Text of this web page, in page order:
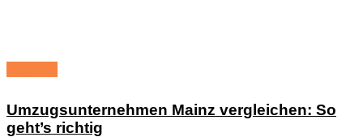
Umzugsunternehmen Mainz vergleichen: So
geht’s richtig